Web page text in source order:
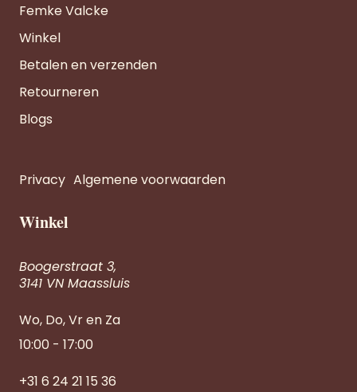
Femke Valcke
Winkel
Betalen en verzenden
Retourneren
Blogs
Privacy Algemene voorwaarden
Winkel
Boogerstraat 3,
3141 VN Maassluis
Wo, Do, Vr en Za
10:00 - 17:00
+31 6 24 21 15 36